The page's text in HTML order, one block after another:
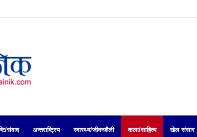
प्रमुख जिल्ला अधिकारीको नेतृत्वमा पेट्रोल पम्प अनुगमन
संवाद अन्तराष्ट्रिय स्वास्थ्य/जीवनशैली कला/साहित्य खेल संसार